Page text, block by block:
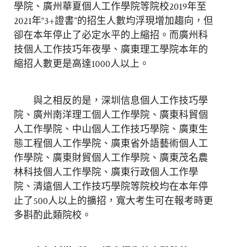
學院、廣州華夏個人工作學院等院校2019年至
2021年“3+證書”的招生人數均浮現增加趨向，但
卻在本年停止了必定水平的上縮招。而廣州科
技個人工作技巧年夜學、廣東理工學院本年的
縮招人數更是高達1000人以上。
與之相反的是，深圳信息個人工作技巧學
院、廣州南洋理工個人工作學院、廣東科貿個
人工作學院、中山個人工作技巧學院、廣東生
態工程個人工作學院、廣東省外語藝術個人工
作學院、廣東財貿個人工作學院、廣東茂名農
林科技個人工作學院、廣東行政個人工作學
院、清遠個人工作技巧學院等院校均在本年停
止了500人以上的擴招，寬大考生可在報考時更
多斟酌此類院校。